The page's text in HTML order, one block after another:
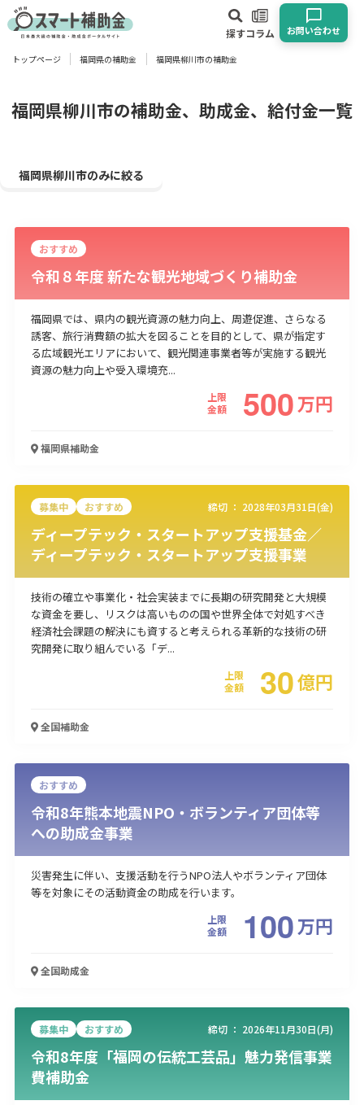
探すコラム お問い合わせ
対象
建設･不動産業
サービス業 医療･福祉 農業･林業
漁業
宿泊･旅館業
その他
海外展開 設備投資
人材採用・雇用
環境・省エネ
テレワーク
受付中のみ
トップページ 福岡県の補助金 福岡県柳川市の補助金
福岡県柳川市の補助金、助成金、給付金一覧
福岡県柳川市のみに絞る
おすすめ
令和８年度 新たな観光地域づくり補助金
福岡県では、県内の観光資源の魅力向上、周遊促進、さらなる
誘客、旅行消費額の拡大を図ることを目的として、県が指定す
る広域観光エリアにおいて、観光関連事業者等が実施する観光
資源の魅力向上や受入環境充...
上限
金額
500万円
福岡県補助金
募集中 おすすめ 締切 ： 2028年03月31日(金)
ディープテック・スタートアップ支援基金／
ディープテック・スタートアップ支援事業
技術の確立や事業化・社会実装までに長期の研究開発と大規模
な資金を要し、リスクは高いものの国や世界全体で対処すべき
経済社会課題の解決にも資すると考えられる革新的な技術の研
究開発に取り組んでいる「デ...
上限
金額
30億円
全国補助金
おすすめ
令和8年熊本地震NPO・ボランティア団体等
への助成金事業
災害発生に伴い、支援活動を行うNPO法人やボランティア団体
等を対象にその活動資金の助成を行います。
上限
金額
100万円
全国助成金
募集中 おすすめ 締切 ： 2026年11月30日(月)
令和8年度「福岡の伝統工芸品」魅力発信事業
費補助金